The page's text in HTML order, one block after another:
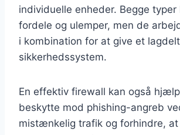
individuelle enheder. Begge typer
fordele og ulemper, men de
i kombination for at give et lagdelt
sikkerhedssystem.
En effektiv firewall kan også
beskytte mod phishing-angreb
mistænkelig trafik og forhindre, at